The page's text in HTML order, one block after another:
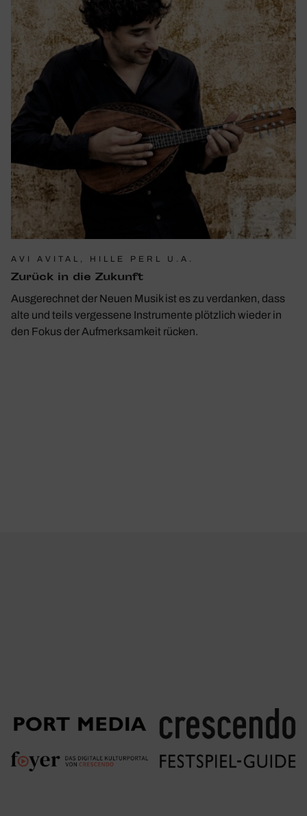
AVI AVITAL, HILLE PERL U.A.
Zurück in die Zukunft
Ausgerechnet der Neuen Musik ist es zu verdanken, dass
alte und teils vergessene Instrumente plötzlich wieder in
den Fokus der Aufmerksamkeit rücken.